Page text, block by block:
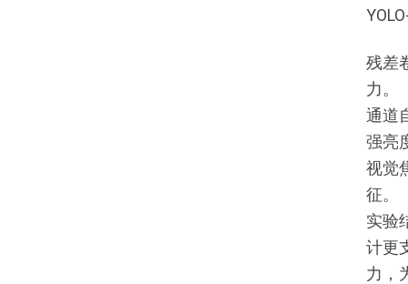
残差
力。
通道
强亮
视觉
征。
实验
计更
力，